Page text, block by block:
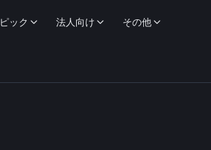
ック 法人向け その他